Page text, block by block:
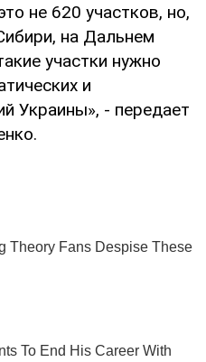
не 620 участков, но,
на Дальнем
участки нужно
и
Украины», - передает